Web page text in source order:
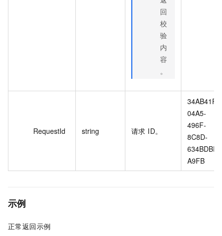
回
校
验
内
容
。
RequestId string 请求 ID。
04A5-
496F-
8C8D-
634BDBE6
A9FB
示例
正常返回示例